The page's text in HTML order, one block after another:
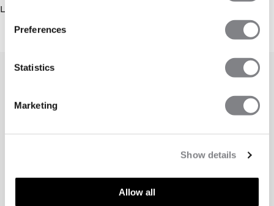
Preferences
Statistics
Marketing
Show details
Allow all
Liknande produkter